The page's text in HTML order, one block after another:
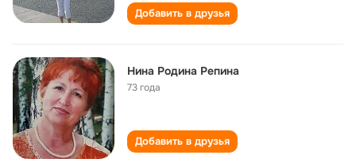
Добавить в друзья
Нина Родина Репина
73 года
Добавить в друзья